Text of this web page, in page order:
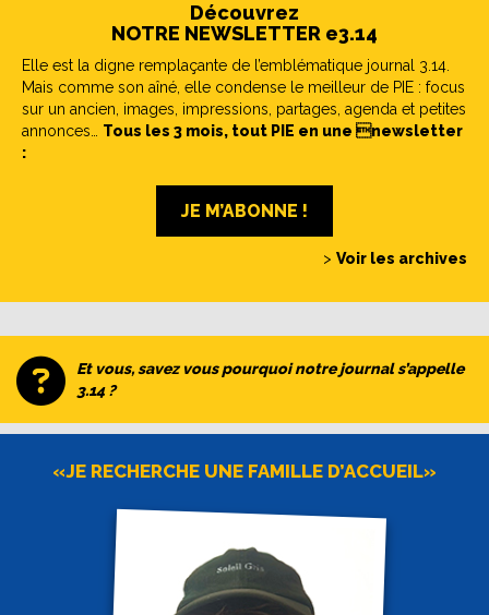
Découvrez
NOTRE NEWSLETTER e3.14
Elle est la digne remplaçante de l’emblématique journal 3.14.
Mais comme son aîné, elle condense le meilleur de PIE : focus
sur un ancien, images, impressions, partages, agenda et petites
annonces… Tous les 3 mois, tout PIE en une newsletter
:
JE M’ABONNE !
> Voir les archives
Et vous, savez vous pourquoi notre journal s’appelle
3.14 ?
«JE RECHERCHE UNE FAMILLE D’ACCUEIL»